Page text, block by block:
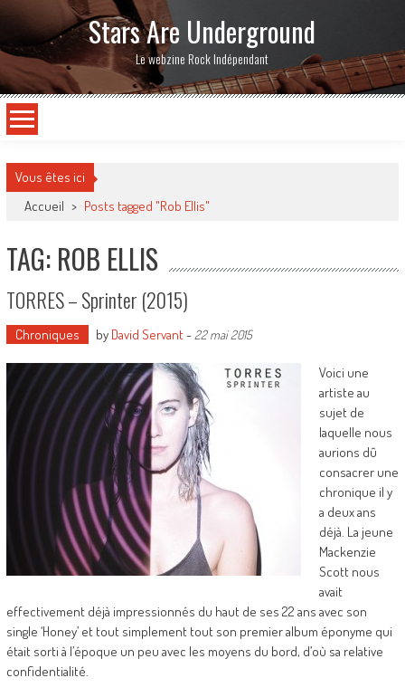
Stars Are Underground
Le webzine Rock Indépendant
Vous êtes ici
Accueil > Posts tagged "Rob Ellis"
TAG: ROB ELLIS
TORRES – Sprinter (2015)
Chroniques by David Servant- 22 mai 2015
Voici une
artiste au
sujet de
laquelle nous
aurions dû
consacrer une
chronique il y
a deux ans
déjà. La jeune
Mackenzie
Scott nous
avait
effectivement déjà impressionnés du haut de ses 22 ans avec son
single ‘Honey’ et tout simplement tout son premier album éponyme qui
était sorti à l’époque un peu avec les moyens du bord, d’où sa relative
confidentialité.